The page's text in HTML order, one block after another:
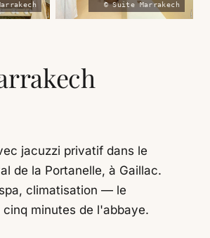
© Suite Marrakech
jacuzzi privatif dans le
de la Portanelle, à Gaillac.
climatisation — le
minutes de l'abbaye.